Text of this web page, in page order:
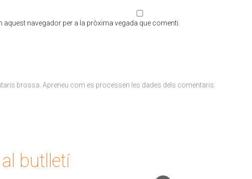
navegador per a la pròxima vegada que comenti.
brossa. Apreneu com es processen les dades dels comentaris.
butlletí